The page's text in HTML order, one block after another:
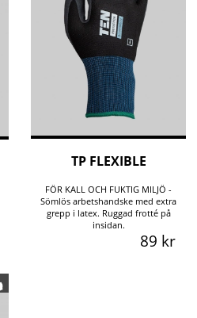
TP FLEXIBLE
FÖR KALL OCH FUKTIG MILJÖ -
Sömlös arbetshandske med extra
grepp i latex. Ruggad frotté på
insidan.
89 kr